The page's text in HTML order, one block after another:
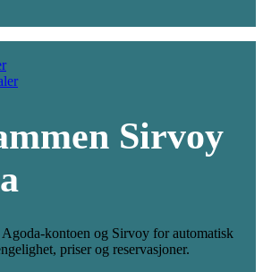
Sirvoy
kontoen og Sirvoy for automatisk
priser og reservasjoner.